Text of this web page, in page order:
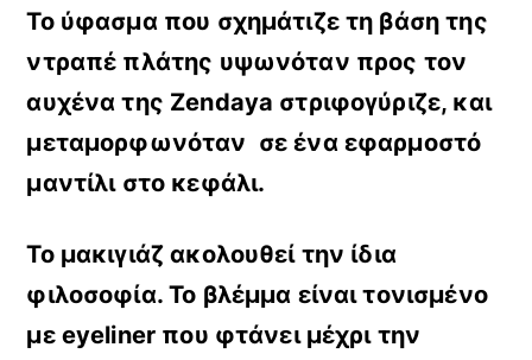
Το ύφασμα που σχημάτιζε τη βάση της
ντραπέ πλάτης υψωνόταν προς τον
αυχένα της Zendaya στριφογύριζε, και
μεταμορφωνόταν σε ένα εφαρμοστό
μαντίλι στο κεφάλι.
To μακιγιάζ ακολουθεί την ίδια
φιλοσοφία.Το βλέμμα είναι τονισμένο
με eyeliner που φτάνει μέχρι την